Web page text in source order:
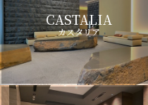
CASTALIA
カスタリア